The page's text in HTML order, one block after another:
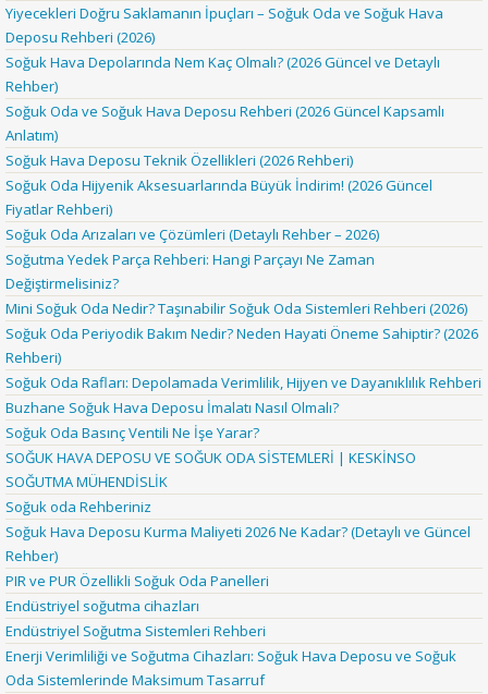
Yiyecekleri Doğru Saklamanın İpuçları – Soğuk Oda ve Soğuk Hava
Deposu Rehberi (2026)
Soğuk Hava Depolarında Nem Kaç Olmalı? (2026 Güncel ve Detaylı
Rehber)
Soğuk Oda ve Soğuk Hava Deposu Rehberi (2026 Güncel Kapsamlı
Anlatım)
Soğuk Hava Deposu Teknik Özellikleri (2026 Rehberi)
Soğuk Oda Hijyenik Aksesuarlarında Büyük İndirim! (2026 Güncel
Fiyatlar Rehberi)
Soğuk Oda Arızaları ve Çözümleri (Detaylı Rehber – 2026)
Soğutma Yedek Parça Rehberi: Hangi Parçayı Ne Zaman
Değiştirmelisiniz?
Mini Soğuk Oda Nedir? Taşınabilir Soğuk Oda Sistemleri Rehberi (2026)
Soğuk Oda Periyodik Bakım Nedir? Neden Hayati Öneme Sahiptir? (2026
Rehberi)
Soğuk Oda Rafları: Depolamada Verimlilik, Hijyen ve Dayanıklılık Rehberi
Buzhane Soğuk Hava Deposu İmalatı Nasıl Olmalı?
Soğuk Oda Basınç Ventili Ne İşe Yarar?
SOĞUK HAVA DEPOSU VE SOĞUK ODA SİSTEMLERİ | KESKİNSO
SOĞUTMA MÜHENDİSLİK
Soğuk oda Rehberiniz
Soğuk Hava Deposu Kurma Maliyeti 2026 Ne Kadar? (Detaylı ve Güncel
Rehber)
PIR ve PUR Özellikli Soğuk Oda Panelleri
Endüstriyel soğutma cihazları
Endüstriyel Soğutma Sistemleri Rehberi
Enerji Verimliliği ve Soğutma Cihazları: Soğuk Hava Deposu ve Soğuk
Oda Sistemlerinde Maksimum Tasarruf